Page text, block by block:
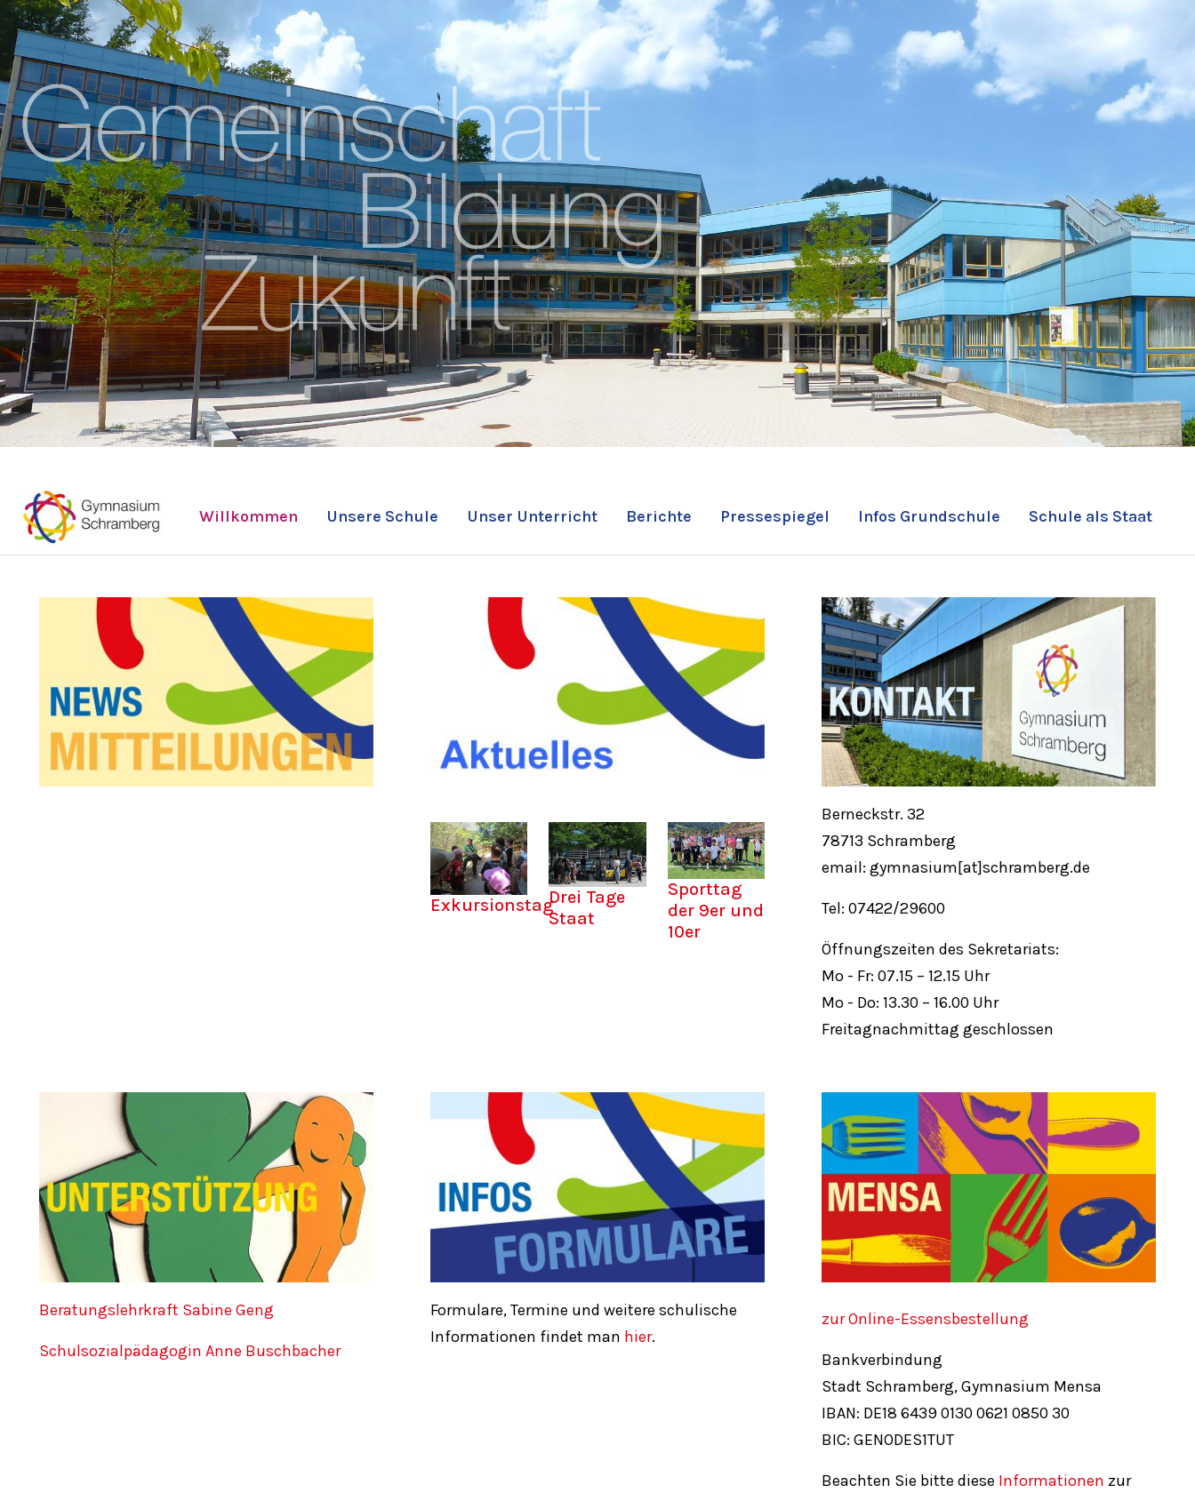
Willkommen Unsere Schule Unser Unterricht Berichte Pressespiegel Infos Grundschule Schule als Staat
ExkursionstagDrei Tage
Staat
Sporttag
der 9er und
10er
Berneckstr. 32
78713 Schramberg
email: gymnasium[at]schramberg.de
Tel: 07422/29600
Öffnungszeiten des Sekretariats:
Mo - Fr: 07.15 – 12.15 Uhr
Mo - Do: 13.30 – 16.00 Uhr
Freitagnachmittag geschlossen
Beratungslehrkraft Sabine Geng
Schulsozialpädagogin Anne Buschbacher
Formulare, Termine und weitere schulische
Informationen findet man hier.
zur Online-Essensbestellung
Bankverbindung
Stadt Schramberg, Gymnasium Mensa
IBAN: DE18 64390130 0621 0850 30
BIC: GENODES1TUT
Beachten Sie bitte diese Informationen zur